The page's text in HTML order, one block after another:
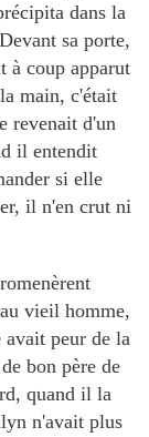
dans la
sa porte,
à coup apparut
main, c'était
revenait d'un
il entendit
si elle
il n'en crut ni
vieil homme,
peur de la
bon père de
quand il la
n'avait plus